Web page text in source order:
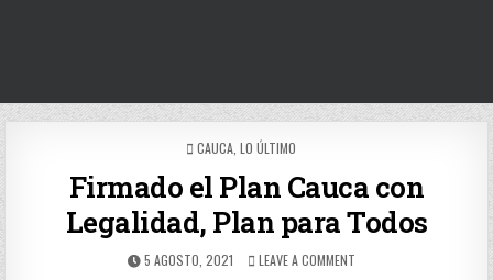
POSTED
CAUCA LO ÚLTIMO
Firmado el Plan Cauca con
Legalidad, Plan para Todos
PUBLISHED
5 AGOSTO, 2021 LEAVE A COMMENTON